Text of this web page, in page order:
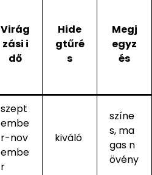
Virág
zási i
dő
Hide
gtűré
s
Megj
egyz
és
szept
embe
r-nov
embe
r
kiváló
színe
s, ma
gas n
övény